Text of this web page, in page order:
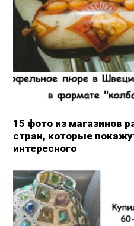
15 фото из магазинов
стран, которые
интересного